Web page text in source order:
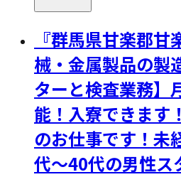
『群馬県甘楽郡
械・金属製品の製
ターと検査業務】
能！入寮できます
のお仕事です！未
代～40代の男性ス